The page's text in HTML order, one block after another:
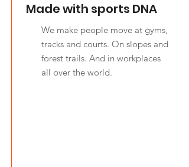
Made with sports DNA
We make people move at gyms,
tracks and courts. On slopes and
forest trails. And in workplaces
all over the world.